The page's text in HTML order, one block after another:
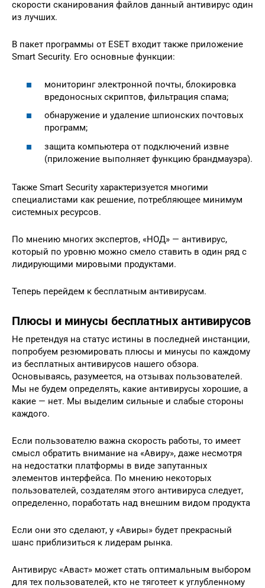
скорости сканирования файлов данный антивирус один
из лучших.
В пакет программы от ESET входит также приложение
Smart Security. Его основные функции:
мониторинг электронной почты, блокировка
вредоносных скриптов, фильтрация спама;
обнаружение и удаление шпионских почтовых
программ;
защита компьютера от подключений извне
(приложение выполняет функцию брандмауэра).
Также Smart Security характеризуется многими
специалистами как решение, потребляющее минимум
системных ресурсов.
По мнению многих экспертов, «НОД» — антивирус,
который по уровню можно смело ставить в один ряд с
лидирующими мировыми продуктами.
Теперь перейдем к бесплатным антивирусам.
Плюсы и минусы бесплатных антивирусов
Не претендуя на статус истины в последней инстанции,
попробуем резюмировать плюсы и минусы по каждому
из бесплатных антивирусов нашего обзора.
Основываясь, разумеется, на отзывах пользователей.
Мы не будем определять, какие антивирусы хорошие, а
какие — нет. Мы выделим сильные и слабые стороны
каждого.
Если пользователю важна скорость работы, то имеет
смысл обратить внимание на «Авиру», даже несмотря
на недостатки платформы в виде запутанных
элементов интерфейса. По мнению некоторых
пользователей, создателям этого антивируса следует,
определенно, поработать над внешним видом продукта
Если они это сделают, у «Авиры» будет прекрасный
шанс приблизиться к лидерам рынка.
Антивирус «Аваст» может стать оптимальным выбором
для тех пользователей, кто не тяготеет к углубленному